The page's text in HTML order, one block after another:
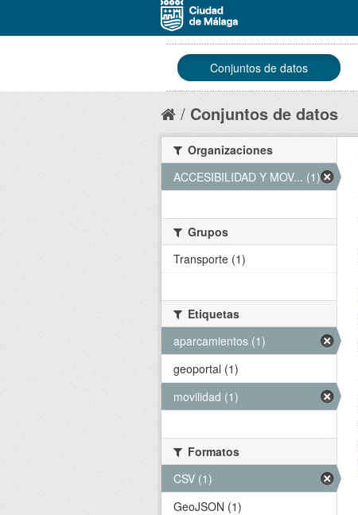
Conjuntos de datos
Conjuntos de datos
Organizaciones
ACCESIBILIDAD Y MOV... (1)
Grupos
Transporte (1)
Etiquetas
aparcamientos (1)
geoportal (1)
movilidad (1)
Formatos
CSV (1)
GeoJSON (1)